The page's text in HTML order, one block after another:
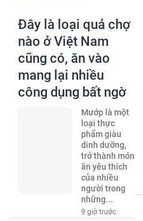
Đây là loại quả chợ
nào ở Việt Nam
cũng có, ăn vào
mang lại nhiều
công dụng bất ngờ
Mướp là một
loại thực
phẩm giàu
dinh dưỡng,
trở thành món
ăn yêu thích
của nhiều
người trong
những...
9 giờ trước